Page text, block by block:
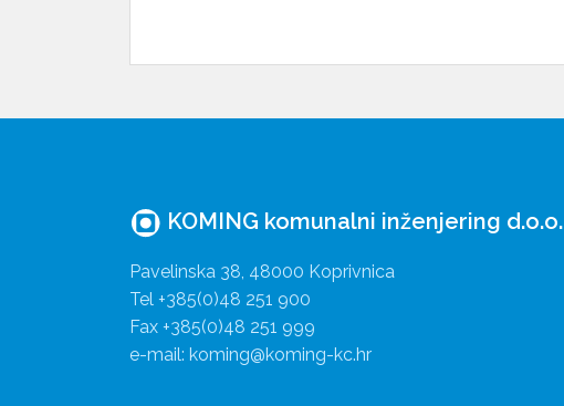
KOMING komunalni inženjering d.o.o.
Pavelinska 38, 48000 Koprivnica
Tel +385(0)48 251 900
Fax +385(0)48 251 999
e-mail: koming@koming-kc.hr